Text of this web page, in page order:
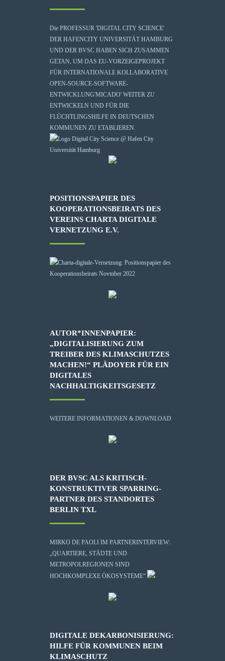
Die PROFESSUR 'DIGITAL CITY SCIENCE'
DER HAFENCITY UNIVERSITÄT HAMBURG
UND DER BVSC HABEN SICH ZUSAMMEN
GETAN, UM DAS EU-VORZEIGEPROJEKT
FÜR INTERNATIONALE KOLLABORATIVE
OPEN-SOURCE-SOFTWARE-
ENTWICKLUNG'MICADO' WEITER ZU
ENTWICKELN UND FÜR DIE
FLÜCHTLINGSHILFE IN DEUTSCHEN
KOMMUNEN ZU ETABLIEREN.
POSITIONSPAPIER DES
KOOPERATIONSBEIRATS DES
VEREINS CHARTA DIGITALE
VERNETZUNG E.V.
AUTOR*INNENPAPIER:
„DIGITALISIERUNG ZUM
TREIBER DES KLIMASCHUTZES
MACHEN!“ PLÄDOYER FÜR EIN
DIGITALES
NACHHALTIGKEITSGESETZ
WEITERE INFORMATIONEN & DOWNLOAD
DER BVSC ALS KRITISCH-
KONSTRUKTIVER SPARRING-
PARTNER DES STANDORTES
BERLIN TXL
MIRKO DE PAOLI IM PARTNERINTERVIEW:
„QUARTIERE, STÄDTE UND
METROPOLREGIONEN SIND
HOCHKOMPLEXE ÖKOSYSTEME“
DIGITALE DEKARBONISIERUNG:
HILFE FÜR KOMMUNEN BEIM
KLIMASCHUTZ